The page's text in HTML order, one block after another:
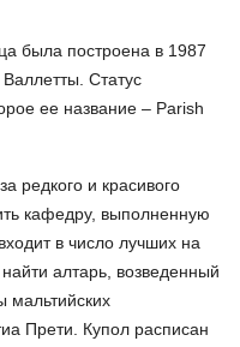
была построена в 1987
Статус
ее название – Parish
редкого и красивого
кафедру, выполненную
в число лучших на
алтарь, возведенный
мальтийских
Прети. Купол расписан